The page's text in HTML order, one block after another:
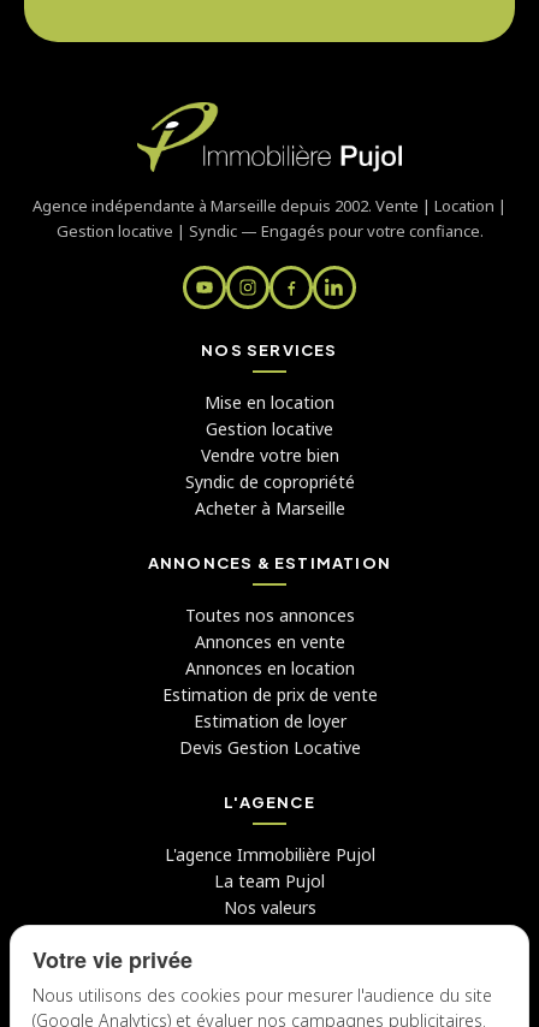
Agence indépendante à Marseille depuis 2002. Vente | Location |
Gestion locative | Syndic — Engagés pour votre confiance.
NOS SERVICES
Mise en location
Gestion locative
Vendre votre bien
Syndic de copropriété
Acheter à Marseille
ANNONCES & ESTIMATION
Toutes nos annonces
Annonces en vente
Annonces en location
Estimation de prix de vente
Estimation de loyer
Devis Gestion Locative
L'AGENCE
L'agence Immobilière Pujol
La team Pujol
Nos valeurs
Avis clients
Candidater chez nous
Votre vie privée
Nous utilisons des cookies pour mesurer l'audience du site
(Google Analytics) et évaluer nos campagnes publicitaires.